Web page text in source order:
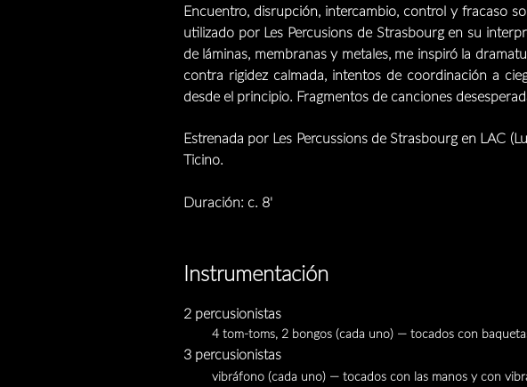
Encuentro, disrupción, intercambio, control y fracaso
utilizado por Les Percusions de Strasbourg en su
de láminas, membranas y metales, me inspiró la
contra rigidez calmada, intentos de coordinación a
desde el principio. Fragmentos de canciones
Estrenada por Les Percussions de Strasbourg en LAC
Ticino.
Duración: c. 8'
Instrumentación
2 percusionistas
4 tom-toms, 2 bongos (cada uno) — tocados con baquetas
3 percusionistas
vibráfono (cada uno) — tocados con las manos y con